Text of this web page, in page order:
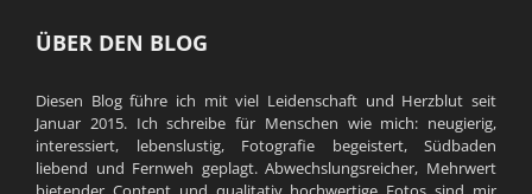
ÜBER DEN BLOG
Diesen Blog führe ich mit viel Leidenschaft und Herzblut seit
Januar 2015. Ich schreibe für Menschen wie mich: neugierig,
interessiert, lebenslustig, Fotografie begeistert, Südbaden
liebend und Fernweh geplagt. Abwechslungsreicher, Mehrwert